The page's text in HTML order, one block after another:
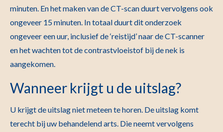
minuten. En het maken van de CT-scan duurt vervolgens ook
ongeveer 15 minuten. In totaal duurt dit onderzoek
ongeveer een uur, inclusief de ‘reistijd’ naar de CT-scanner
en het wachten tot de contrastvloeistof bij de nek is
aangekomen.
Wanneer krijgt u de uitslag?
U krijgt de uitslag niet meteen te horen. De uitslag komt
terecht bij uw behandelend arts. Die neemt vervolgens